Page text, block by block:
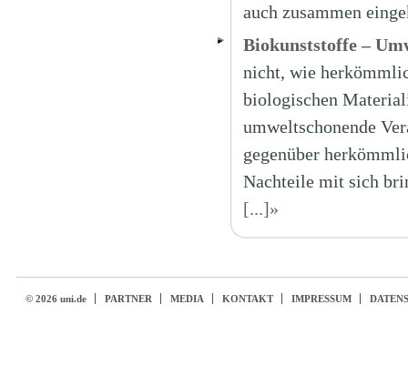
auch zusammen
Biokunststoffe –
nicht, wie
biologischen
umweltschonende
gegenüber
Nachteile mit sich
[...]»
© 2026 uni.de PARTNER MEDIA KONTAKT IMPRESSUM